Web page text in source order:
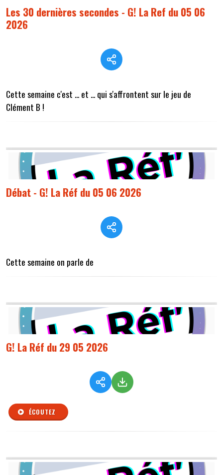
Les 30 dernières secondes - G! La Ref du 05 06
2026
Cette semaine c'est ... et ... qui s'affrontent sur le jeu de
Clément B !
Débat - G! La Réf du 05 06 2026
Cette semaine on parle de
G! La Réf du 29 05 2026
ÉCOUTEZ